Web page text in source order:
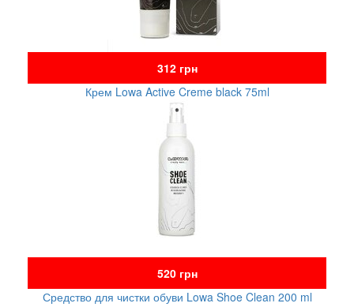
312 грн
Крем Lowa Active Creme black 75ml
520 грн
Средство для чистки обуви Lowa Shoe Clean 200 ml